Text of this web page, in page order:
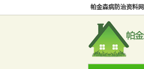
帕金森病防治资料网